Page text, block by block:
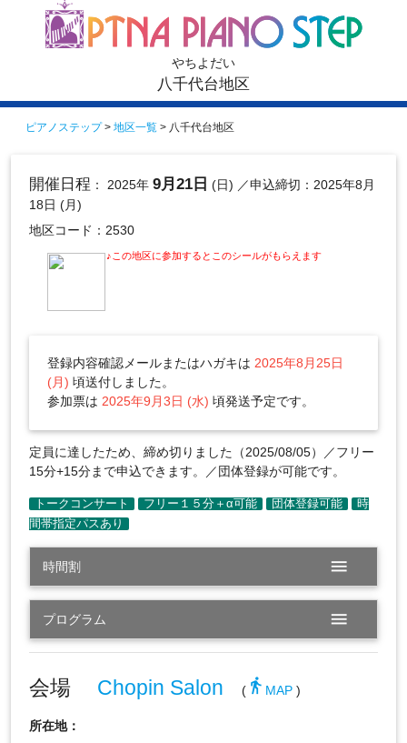
やちよだい
八千代台地区
ピアノステップ> 地区一覧 > 八千代台地区
開催日程 ： 2025年 9月21日 (日) ／申込締切：2025年8月
18日 (月)
地区コード：2530
♪この地区に参加するとこのシールがもらえます
登録内容確認メールまたはハガキは 2025年8月25日
(月) 頃送付しました。
参加票は 2025年9月3日 (水) 頃発送予定です。
定員に達したため、締め切りました（2025/08/05）／フリー
15分+15分まで申込できます。／団体登録が可能です。
時間割 menu
プログラム menu
会場 Chopin Salon (directions_walk MAP)
所在地：